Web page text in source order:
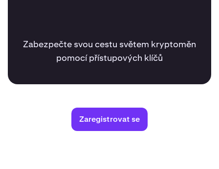
Zabezpečte svou cestu světem kryptoměn
pomocí přístupových klíčů
Zaregistrovat se